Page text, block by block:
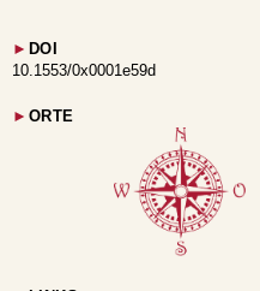
► DOI
10.1553/0x0001e59d
► ORTE